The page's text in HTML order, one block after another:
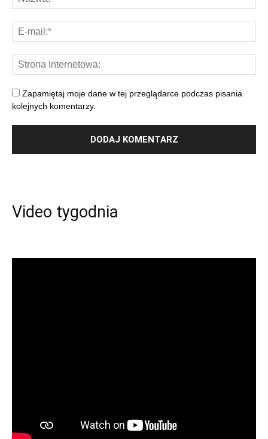
Zapamiętaj moje dane w tej przeglądarce podczas pisania
kolejnych komentarzy.
Video tygodnia